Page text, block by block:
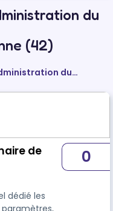
du
(42)
du
de
dédié les
0